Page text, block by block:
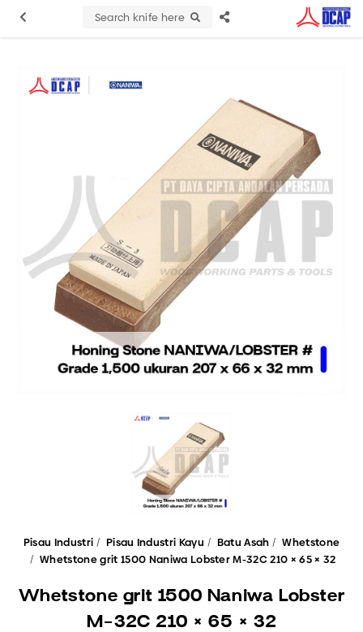
Search knife here
Pisau Industri Pisau Industri Kayu Batu Asah
Whetstone
Whetstone grit 1500 Naniwa Lobster M-32C 210 × 65 × 32
Whetstone grit 1500 Naniwa Lobster
M-32C 210 × 65 × 32